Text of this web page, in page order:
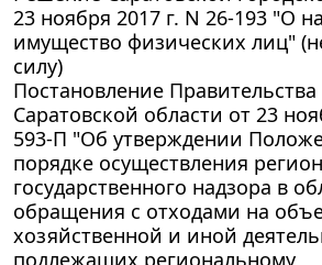
23 ноября 2017 г. N 26-193 "О
имущество физических лиц"
силу)
Постановление Правительства
Саратовской области от 23
593-П "Об утверждении
порядке осуществления
государственного надзора в
обращения с отходами на
хозяйственной и иной
подлежащих региональному